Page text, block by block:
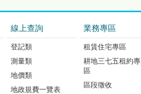
線上查詢
登記類
測量類
地價類
地政規費一覽表
業務專區
租賃住宅專區
耕地三七五租約專
區
區段徵收